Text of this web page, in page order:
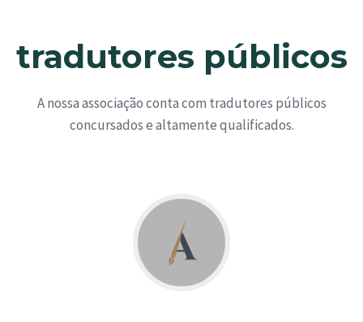
tradutores públicos
A nossa associação conta com tradutores públicos
concursados e altamente qualificados.